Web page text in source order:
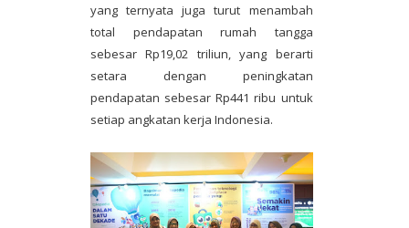
yang ternyata juga turut menambah
total pendapatan rumah tangga
sebesar Rp19,02 triliun, yang berarti
setara dengan peningkatan
pendapatan sebesar Rp441 ribu untuk
setiap angkatan kerja Indonesia.